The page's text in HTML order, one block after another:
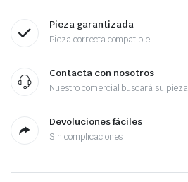
Pieza garantizada
Pieza correcta compatible
Contacta con nosotros
Nuestro comercial buscará su pieza
Devoluciones fáciles
Sin complicaciones